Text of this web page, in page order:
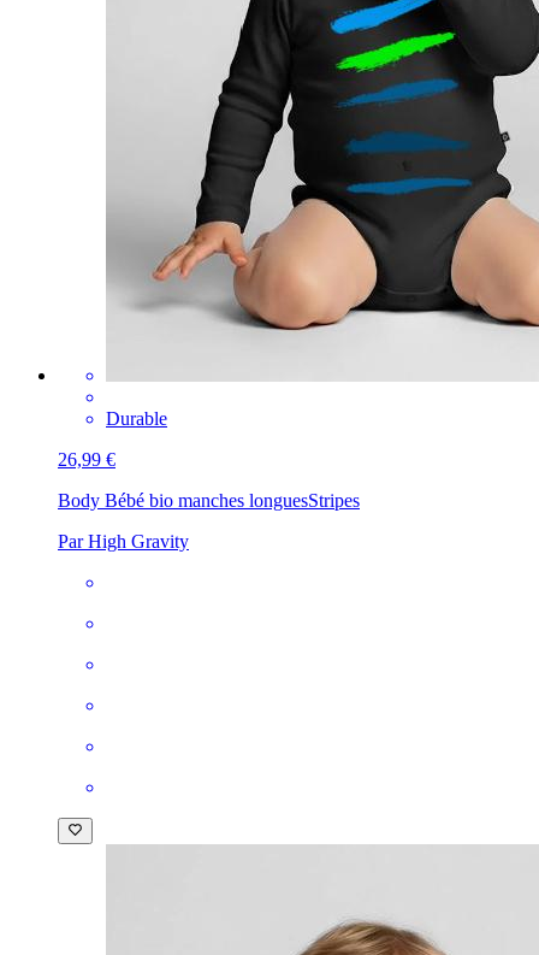
Durable
26,99 €
Body Bébé bio manches longuesStripes
Par High Gravity